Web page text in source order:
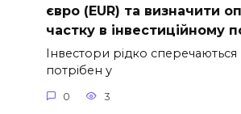
євро (EUR) та визначити
частку в інвестиційному
Інвестори рідко сперечаються
потрібен у
0 3